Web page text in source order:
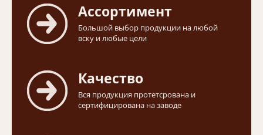
Ассортимент
Большой выбор продукции на любой
вску и любые цели
Качество
Вся продукция протетсрована и
сертифицирована на заводе